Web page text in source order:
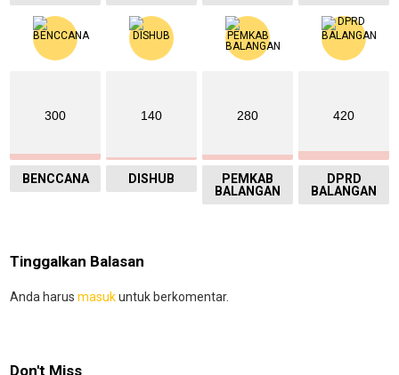
300
BENCCANA
140
DISHUB
280
PEMKAB
BALANGAN
420
DPRD
BALANGAN
Tinggalkan Balasan
Anda harus masukuntuk berkomentar.
Don't Miss